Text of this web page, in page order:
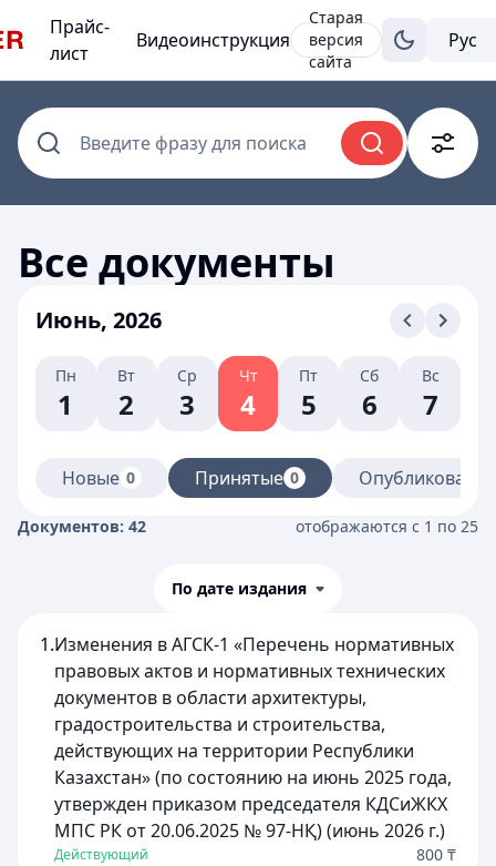
Прайс-
лист
Видеоинструкция
Старая
версия
сайта
Введите фразу для поиска
Все документы
Июнь, 2026
Пн
1
Вт
2
Ср
3
Чт
4
Пт
5
Сб
6
Вс
7
Новые 0 Принятые 0
Документов: 42 отображаются с 1 по 25
По дате издания
1.Изменения в АГСК-1 «Перечень нормативных
правовых актов и нормативных технических
документов в области архитектуры,
градостроительства и строительства,
действующих на территории Республики
Казахстан» (по состоянию на июнь 2025 года,
утвержден приказом председателя КДСиЖКХ
МПС РК от 20.06.2025 № 97-НҚ) (июнь 2026 г.)
Действующий 800 ₸